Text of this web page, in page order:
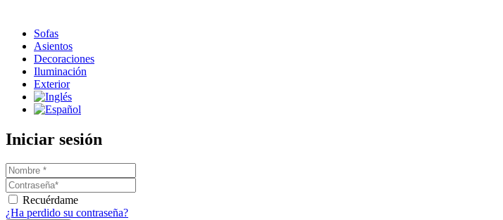
Sofas
Asientos
Decoraciones
Iluminación
Exterior
Iniciar sesión
Recuérdame
¿Ha perdido su contraseña?